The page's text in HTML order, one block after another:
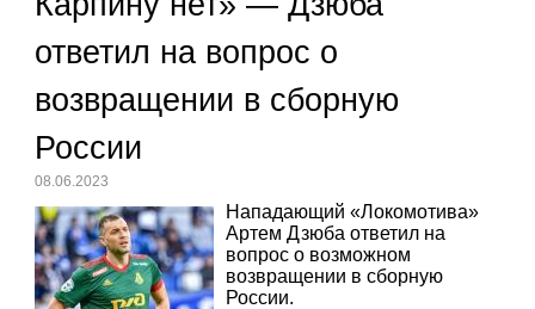
ответил на вопрос о
возвращении в сборную
России
08.06.2023
Нападающий «Локомотива»
Артем Дзюба ответил на
вопрос о возможном
возвращении в сборную
России.